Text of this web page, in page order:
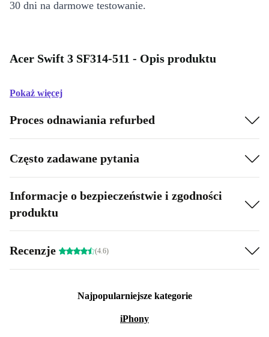
30 dni na darmowe testowanie.
Acer Swift 3 SF314-511 - Opis produktu
Pokaż więcej
Proces odnawiania refurbed
Często zadawane pytania
Informacje o bezpieczeństwie i zgodności
produktu
Recenzje (4.6)
Najpopularniejsze kategorie
iPhony